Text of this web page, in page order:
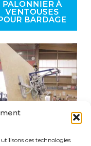
des technologies
PALONNIER À
VENTOUSES
BARDAGE
PALONNIER À